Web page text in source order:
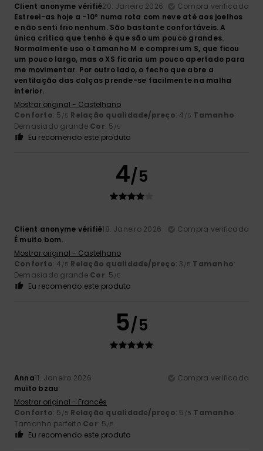
Client anonyme vérifié20. Janeiro 2026
Compra verificada
Estreei-as hoje a -10º numa rota com neve até aos joelhos
e não senti frio nenhum. São bastante confortáveis. A
única crítica que tenho é que são um pouco grandes.
Normalmente uso o tamanho M e comprei um S, que ficou
um pouco largo, mas o XS ficaria um pouco apertado para
me movimentar. Por outro lado, o fecho que abre a
ventilação das calças prende-se facilmente na malha
interior.
Mostrar original - Castelhano
Conforto: 5 /5 Relação qualidade/preço: 4 /5 Tamanho:
Demasiado grande Cor: 5 /5
Eu recomendo este produto
4/5
Client anonyme vérifié18. Janeiro 2026
Compra verificada
É muito bom.
Mostrar original - Castelhano
Conforto: 4 /5 Relação qualidade/preço: 3 /5 Tamanho:
Demasiado grande Cor: 5 /5
Eu recomendo este produto
5/5
Anna11. Janeiro 2026
Compra verificada
muito bzau
Mostrar original - Francês
Conforto: 5 /5 Relação qualidade/preço: 5 /5 Tamanho:
Tamanho perfeito Cor: 5 /5
Eu recomendo este produto